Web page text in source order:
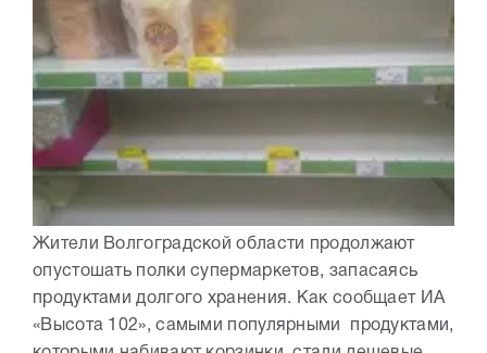
Жители Волгоградской области продолжают
опустошать полки супермаркетов, запасаясь
продуктами долгого хранения. Как сообщает ИА
«Высота 102», самыми популярными продуктами,